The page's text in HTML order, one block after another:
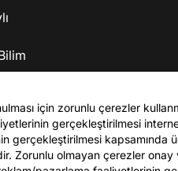
Seçim güvenliğini nasıl
Özgür Özel'in fezlekeleri ve
kalkma ihtimali 1:14:38 Anket
ASELSAN'ın özelleştirilmesi
operasyonlar 1:34:19 Bağışların sürmesi için
çağrısı olacak mı? 1:41:40
için zorunlu çerezler
gerçekleştirilmesi
gerçekleştirilmesi kapsamında
Zorunlu olmayan çerezler